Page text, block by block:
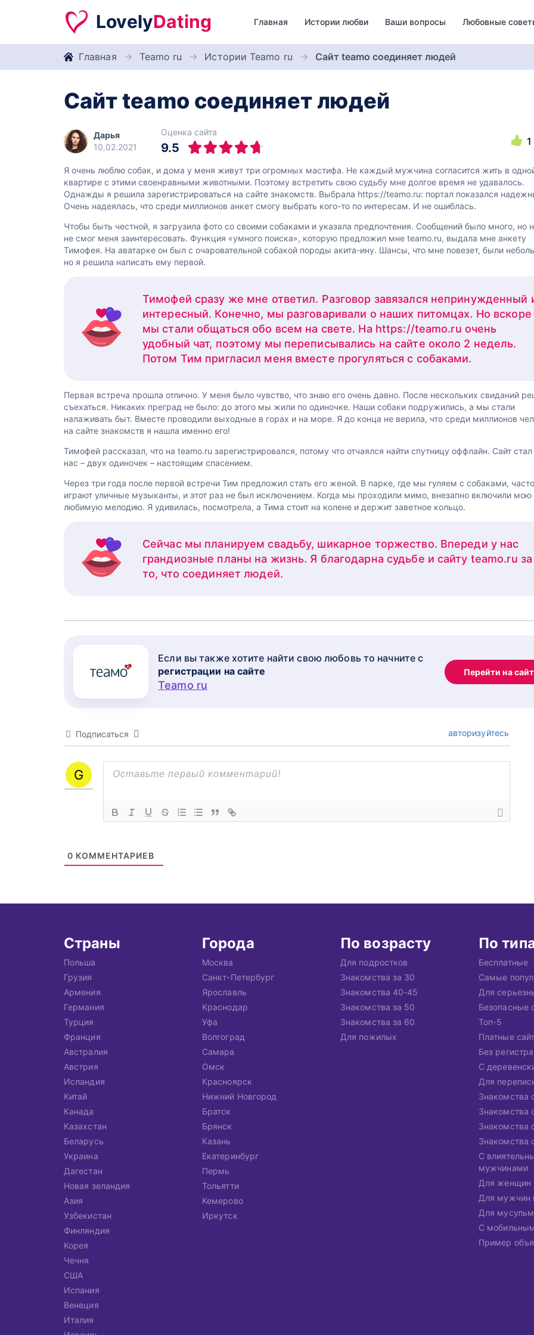
LovelyDating Главная Истории любви Ваши вопросы Любовные
Главная Teamo ru Истории Teamo ru Сайт teamo соединяет людей
Сайт teamo соединяет людей
Дарья
10.02.2021
Оценка сайта
9.5 1
Я очень люблю собак, и дома у меня живут три огромных мастифа. Не каждый мужчина согласится жить в
квартире с этими своенравными животными. Поэтому встретить свою судьбу мне долгое время не удавалось.
Однажды я решила зарегистрироваться на сайте знакомств. Выбрала https://teamo.ru: портал показался
Очень надеялась, что среди миллионов анкет смогу выбрать кого-то по интересам. И не ошиблась.
Чтобы быть честной, я загрузила фото со своими собаками и указала предпочтения. Сообщений было много, но
не смог меня заинтересовать. Функция «умного поиска», которую предложил мне teamo.ru, выдала мне анкету
Тимофея. На аватарке он был с очаровательной собакой породы акита-ину. Шансы, что мне повезет, были
но я решила написать ему первой.
Тимофей сразу же мне ответил. Разговор завязался непринужденный
интересный. Конечно, мы разговаривали о наших питомцах. Но вскоре
мы стали общаться обо всем на свете. На https://teamo.ru очень
удобный чат, поэтому мы переписывались на сайте около 2 недель.
Потом Тим пригласил меня вместе прогуляться с собаками.
Первая встреча прошла отлично. У меня было чувство, что знаю его очень давно. После нескольких свиданий
съехаться. Никаких преград не было: до этого мы жили по одиночке. Наши собаки подружились, а мы стали
налаживать быт. Вместе проводили выходные в горах и на море. Я до конца не верила, что среди миллионов
на сайте знакомств я нашла именно его!
Тимофей рассказал, что на teamo.ru зарегистрировался, потому что отчаялся найти спутницу оффлайн. Сайт
нас – двух одиночек – настоящим спасением.
Через три года после первой встречи Тим предложил стать его женой. В парке, где мы гуляем с собаками, часто
играют уличные музыканты, и этот раз не был исключением. Когда мы проходили мимо, внезапно включили мою
любимую мелодию. Я удивилась, посмотрела, а Тима стоит на колене и держит заветное кольцо.
Сейчас мы планируем свадьбу, шикарное торжество. Впереди у нас
грандиозные планы на жизнь. Я благодарна судьбе и сайту teamo.ru за
то, что соединяет людей.
Если вы также хотите найти свою любовь то начните с
регистрации на сайте
Teamo ru
Перейти на сайт
Подписаться авторизуйтесь
0 КОММЕНТАРИЕВ
Страны
Польша
Грузия
Армения
Германия
Турция
Франция
Австралия
Австрия
Исландия
Китай
Канада
Казахстан
Беларусь
Украина
Дагестан
Новая зеландия
Азия
Узбекистан
Финляндия
Корея
Чечня
США
Испания
Венеция
Италия
Города
Москва
Санкт-Петербург
Ярославль
Краснодар
Уфа
Волгоград
Самара
Омск
Красноярск
Нижний Новгород
Братск
Брянск
Казань
Екатеринбург
Пермь
Тольятти
Кемерово
Иркутск
По возрасту
Для подростков
Знакомства за 30
Знакомства 40-45
Знакомства за 50
Знакомства за 60
Для пожилых
По
Бесплатные
Самые
Для
Безопасные
Топ-5
Платные
Без
С
Для
Знакомства
Знакомства
Знакомства
Знакомства
С
мужчинами
Для женщин
Для мужчин
Для
С
Пример